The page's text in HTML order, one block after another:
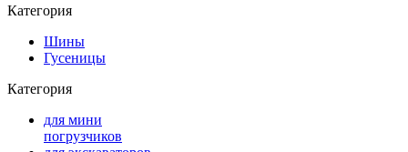
Категория
Шины
Гусеницы
Категория
для мини
погрузчиков